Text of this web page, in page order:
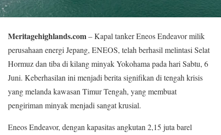
Meritagehighlands.com– Kapal tanker Eneos Endeavor milik
perusahaan energi Jepang, ENEOS, telah berhasil melintasi Selat
Hormuz dan tiba di kilang minyak Yokohama pada hari Sabtu, 6
Juni. Keberhasilan ini menjadi berita signifikan di tengah krisis
yang melanda kawasan Timur Tengah, yang membuat
pengiriman minyak menjadi sangat krusial.
Eneos Endeavor, dengan kapasitas angkutan 2,15 juta barel